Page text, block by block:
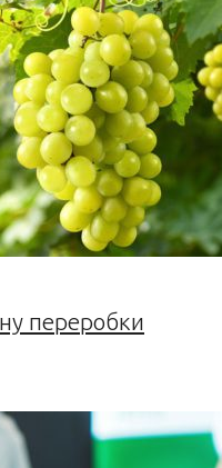
переробки